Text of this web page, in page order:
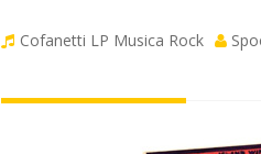
Cofanetti LP Musica Rock